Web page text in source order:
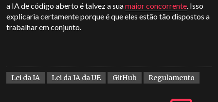
a IA de código aberto é talvez a suamaior concorrente. Isso
explicaria certamente porque é que eles estão tão dispostos a
trabalhar em conjunto.
Lei da IA Lei da IA da UE GitHub Regulamento